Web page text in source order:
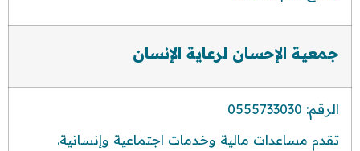
جمعية الإحسان لرعاية الإنسان
الرقم: 0555733030
تقدم مساعدات مالية وخدمات اجتماعية وإنسانية.